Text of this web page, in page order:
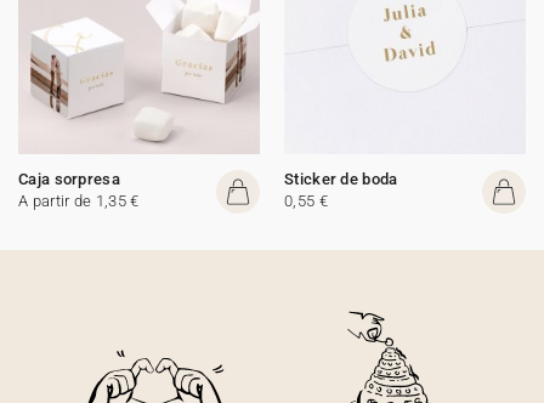
Caja sorpresa
A partir de 1,35 €
Sticker de boda
0,55 €